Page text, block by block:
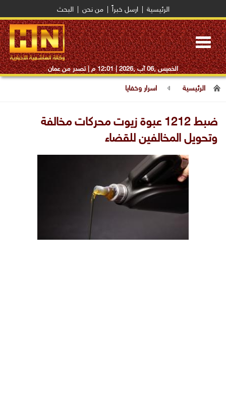
الرئيسية ارسل خبراً من نحن البحث
Toggle
navigation
الخميس ,06 آب ,2026 | 12:01 م | تصدر من عمان
الرئيسية اسرار وخفايا
ضبط 1212 عبوة زيوت محركات مخالفة
وتحويل المخالفين للقضاء